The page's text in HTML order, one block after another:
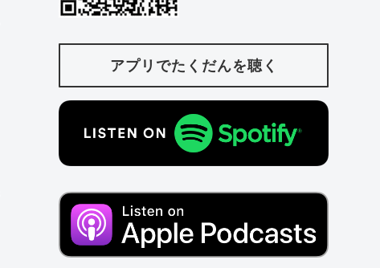
アプリでたくだんを聴く